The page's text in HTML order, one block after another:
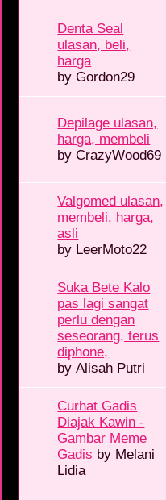
Denta Seal
ulasan, beli,
harga
byGordon29
Depilage ulasan,
harga, membeli
byCrazyWood69
Valgomed ulasan,
membeli, harga,
asli
by LeerMoto22
Suka Bete Kalo
pas lagi sangat
perlu dengan
seseorang, terus
diphone,
byAlisah Putri
Curhat Gadis
Diajak Kawin -
Gambar Meme
Gadis by Melani
Lidia